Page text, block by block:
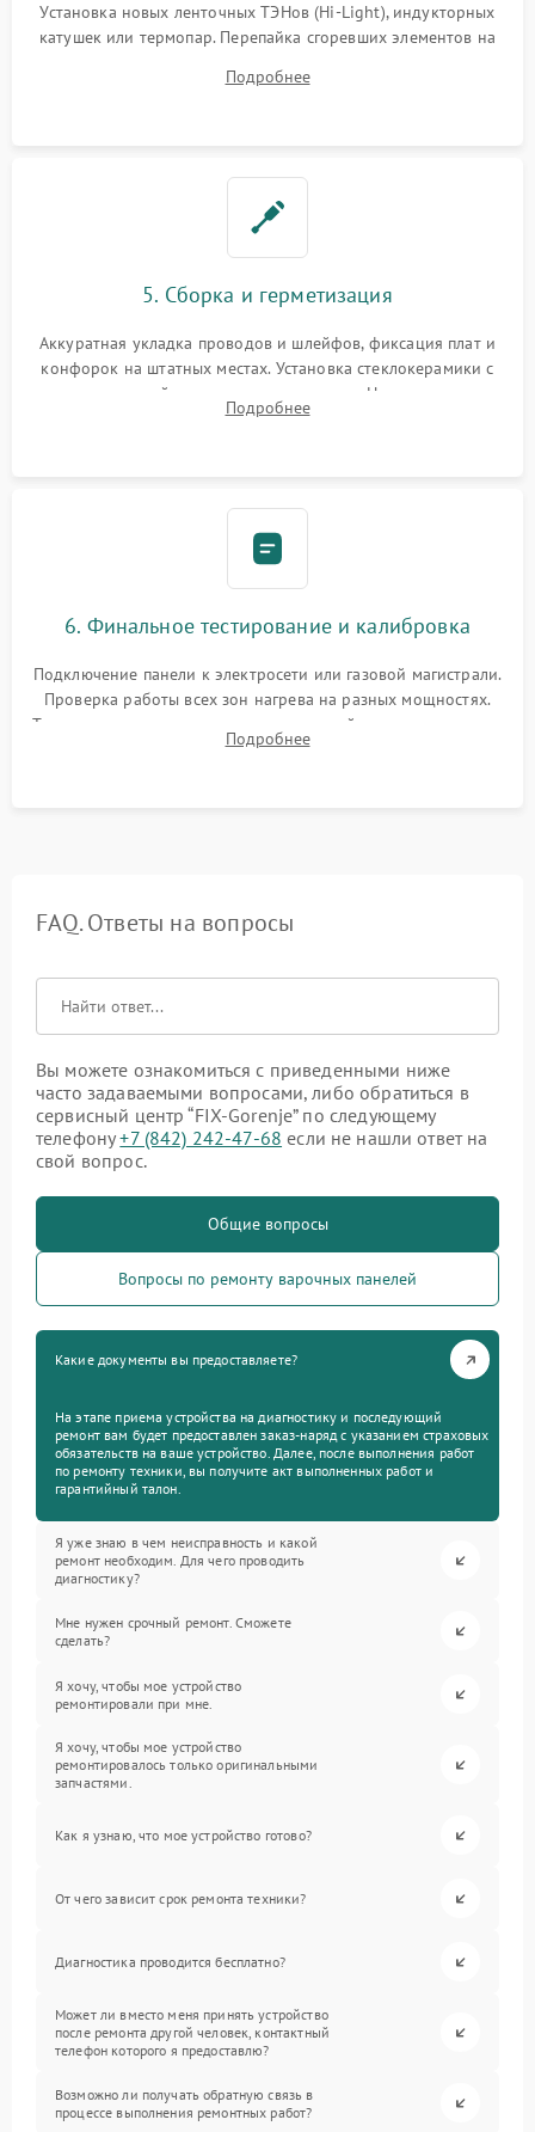
Установка новых ленточных ТЭНов (Hi-Light), индукторных
катушек или термопар. Перепайка сгоревших элементов на
дорожек. Очистка контактов и замена поврежденной
Подробнее
5. Сборка и герметизация
Аккуратная укладка проводов и шлейфов, фиксация плат и
конфорок на штатных местах. Установка стеклокерамики с
проверкой равномерности зазоров. Нанесение
термостойкого герметика или укладка уплотнительной
Подробнее
6. Финальное тестирование и калибровка
Подключение панели к электросети или газовой магистрали.
Проверка работы всех зон нагрева на разных мощностях.
Тестирование сенсорного управления, таймера, индикаторов
остаточного тепла и систем защиты от перегрева.
Подробнее
FAQ. Ответы на вопросы
Вы можете ознакомиться с приведенными ниже
часто задаваемыми вопросами, либо обратиться в
сервисный центр “FIX-Gorenje” по следующему
телефону+7 (842) 242-47-68 если не нашли ответ на
свой вопрос.
Общие вопросы
Вопросы по ремонту варочных панелей
Какие документы вы предоставляете?
На этапе приема устройства на диагностику и последующий
ремонт вам будет предоставлен заказ-наряд с указанием страховых
обязательств на ваше устройство. Далее, после выполнения работ
по ремонту техники, вы получите акт выполненных работ и
гарантийный талон.
Я уже знаю в чем неисправность и какой
ремонт необходим. Для чего проводить
диагностику?
Мне нужен срочный ремонт. Сможете
сделать?
Я хочу, чтобы мое устройство
ремонтировали при мне.
Я хочу, чтобы мое устройство
ремонтировалось только оригинальными
запчастями.
Как я узнаю, что мое устройство готово?
От чего зависит срок ремонта техники?
Диагностика проводится бесплатно?
Может ли вместо меня принять устройство
после ремонта другой человек, контактный
телефон которого я предоставлю?
Возможно ли получать обратную связь в
процессе выполнения ремонтных работ?